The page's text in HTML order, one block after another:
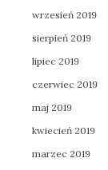
wrzesień 2019
sierpień 2019
lipiec 2019
czerwiec 2019
maj 2019
kwiecień 2019
marzec 2019